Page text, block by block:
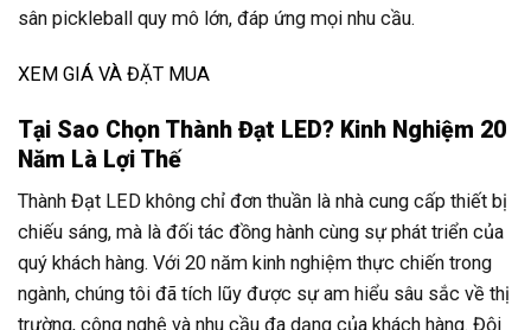
sân pickleball quy mô lớn, đáp ứng mọi nhu cầu.
XEM GIÁ VÀ ĐẶT MUA
Tại Sao Chọn Thành Đạt LED? Kinh Nghiệm 20
Năm Là Lợi Thế
Thành Đạt LED không chỉ đơn thuần là nhà cung cấp thiết bị
chiếu sáng, mà là đối tác đồng hành cùng sự phát triển của
quý khách hàng. Với 20 năm kinh nghiệm thực chiến trong
ngành, chúng tôi đã tích lũy được sự am hiểu sâu sắc về thị
trường, công nghệ và nhu cầu đa dạng của khách hàng. Đội